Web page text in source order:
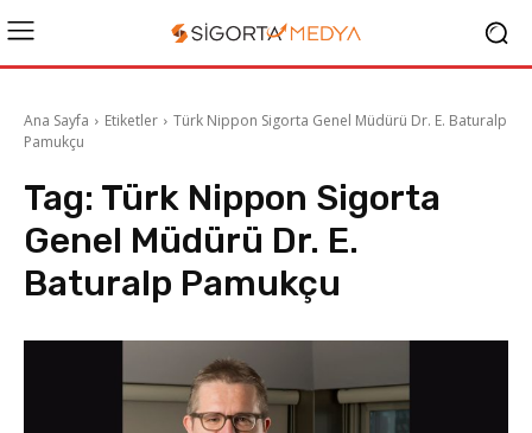
Ana Sayfa Etiketler
Türk Nippon Sigorta Genel Müdürü Dr. E. Baturalp
Pamukçu
Tag: Türk Nippon Sigorta
Genel Müdürü Dr. E.
Baturalp Pamukçu